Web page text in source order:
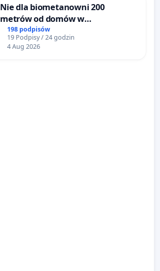
Nie dla biometanowni 200
metrów od domów w
Biernatkach, gm. Wądroże
Wielkie
198 podpisów
19 Podpisy / 24 godzin
4 Aug 2026